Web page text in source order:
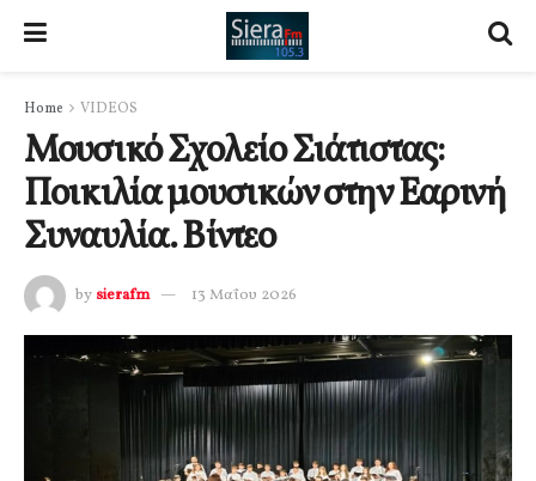
Home VIDEOS
Μουσικό Σχολείο Σιάτιστας:
Ποικιλία μουσικών στην Εαρινή
Συναυλία. Βίντεο
by sierafm 13 Μαΐου 2026